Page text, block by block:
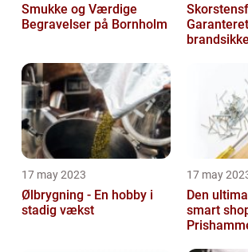
Smukke og Værdige
Begravelser på Bornholm
Garanteret
17 may 2023
Ølbrygning - En hobby i
stadig vækst
17 may
Den
smart